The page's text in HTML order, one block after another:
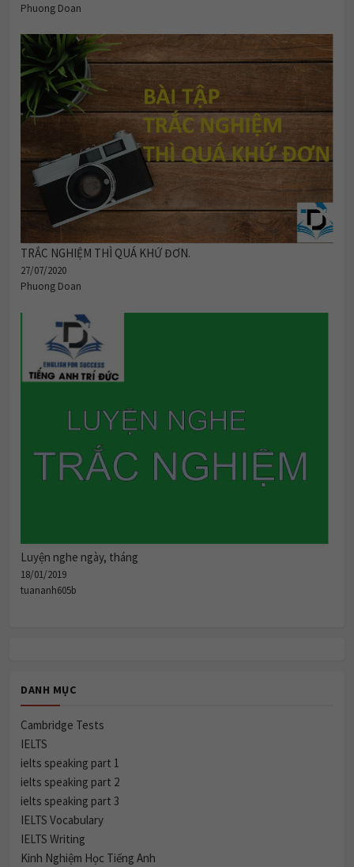
Phuong Doan
TRẮC NGHIỆM THÌ QUÁ KHỨ ĐƠN.
27/07/2020
Phuong Doan
Luyện nghe ngày, tháng
18/01/2019
tuananh605b
DANH MỤC
Cambridge Tests
IELTS
ielts speaking part 1
ielts speaking part 2
ielts speaking part 3
IELTS Vocabulary
IELTS Writing
Kinh Nghiệm Học Tiếng Anh